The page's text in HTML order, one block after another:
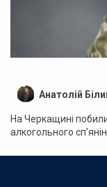
Анатолій
На Черкащині побили
алкогольного